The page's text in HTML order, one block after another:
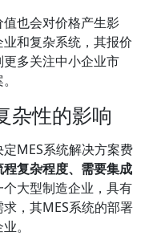
也会对价格产生影
和复杂系统，其报价
多关注中小企业市
杂性的影响
MES系统解决方案费
复杂程度、需要集成
大型制造企业，具有
，其MES系统的部署
。